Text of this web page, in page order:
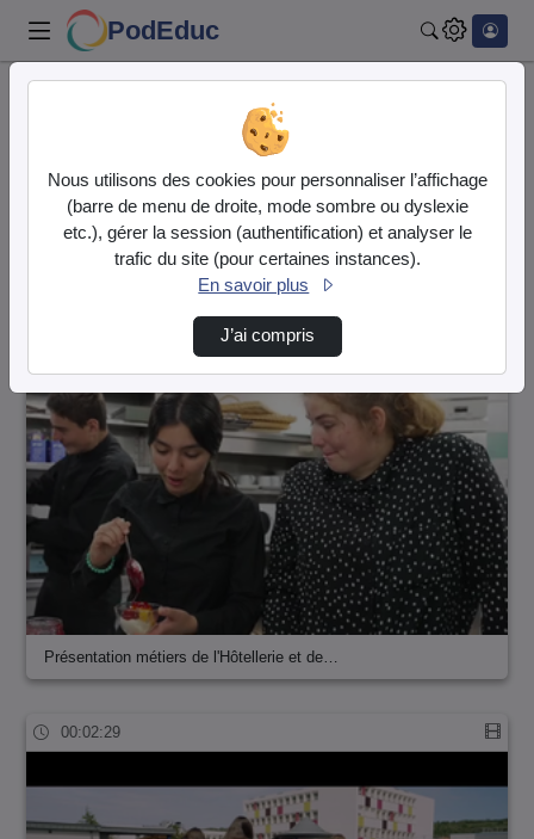
PodEduc
3 vidéos trouvées
Audio Vidéo
Direction de tri
Présentation métiers de l'Hôtellerie et de…
00:02:29
Nous utilisons des cookies pour personnaliser l’affichage
(barre de menu de droite, mode sombre ou dyslexie
etc.), gérer la session (authentification) et analyser le
trafic du site (pour certaines instances).
En savoir plus
J’ai compris